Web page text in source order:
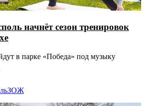
начнёт сезон тренировок
в парке «Победа» под музыку
ЗОЖ